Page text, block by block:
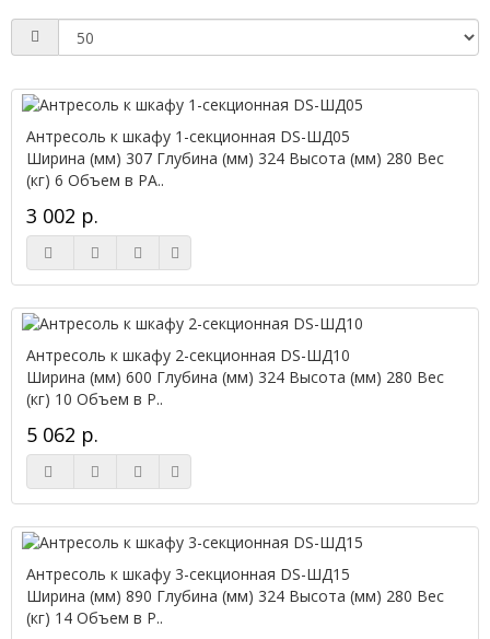
Антресоль к шкафу 1-секционная DS-ШД05
Ширина (мм) 307 Глубина (мм) 324 Высота (мм) 280 Вес
(кг) 6 Объем в РА..
3 002 р.
Антресоль к шкафу 2-секционная DS-ШД10
Ширина (мм) 600 Глубина (мм) 324 Высота (мм) 280 Вес
(кг) 10 Объем в Р..
5 062 р.
Антресоль к шкафу 3-секционная DS-ШД15
Ширина (мм) 890 Глубина (мм) 324 Высота (мм) 280 Вес
(кг) 14 Объем в Р..